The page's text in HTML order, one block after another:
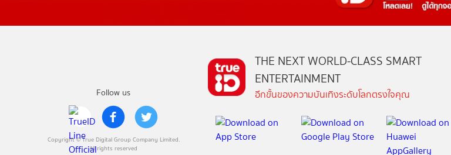
Follow us
Copyright © True Digital Group Company Limited.
All rights reserved
THE NEXT WORLD-CLASS SMART
ENTERTAINMENT
อีกขั้นของความบันเทิงระดับโลกตรงใจคุณ